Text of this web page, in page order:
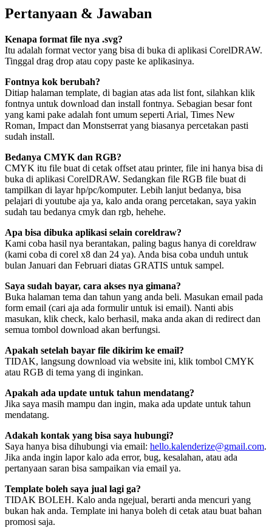
Pertanyaan & Jawaban
Kenapa format file nya .svg?
Itu adalah format vector yang bisa di buka di aplikasi CorelDRAW.
Tinggal drag drop atau copy paste ke aplikasinya.
Fontnya kok berubah?
Ditiap halaman template, di bagian atas ada list font, silahkan klik
fontnya untuk download dan install fontnya. Sebagian besar font
yang kami pake adalah font umum seperti Arial, Times New
Roman, Impact dan Monstserrat yang biasanya percetakan pasti
sudah install.
Bedanya CMYK dan RGB?
CMYK itu file buat di cetak offset atau printer, file ini hanya bisa di
buka di aplikasi CorelDRAW. Sedangkan file RGB file buat di
tampilkan di layar hp/pc/komputer. Lebih lanjut bedanya, bisa
pelajari di youtube aja ya, kalo anda orang percetakan, saya yakin
sudah tau bedanya cmyk dan rgb, hehehe.
Apa bisa dibuka aplikasi selain coreldraw?
Kami coba hasil nya berantakan, paling bagus hanya di coreldraw
(kami coba di corel x8 dan 24 ya). Anda bisa coba unduh untuk
bulan Januari dan Februari diatas GRATIS untuk sampel.
Saya sudah bayar, cara akses nya gimana?
Buka halaman tema dan tahun yang anda beli. Masukan email pada
form email (cari aja ada formulir untuk isi email). Nanti abis
masukan, klik check, kalo berhasil, maka anda akan di redirect dan
semua tombol download akan berfungsi.
Apakah setelah bayar file dikirim ke email?
TIDAK, langsung download via website ini, klik tombol CMYK
atau RGB di tema yang di inginkan.
Apakah ada update untuk tahun mendatang?
Jika saya masih mampu dan ingin, maka ada update untuk tahun
mendatang.
Adakah kontak yang bisa saya hubungi?
Saya hanya bisa dihubungi via email: hello.kalenderize@gmail.com.
Jika anda ingin lapor kalo ada error, bug, kesalahan, atau ada
pertanyaan saran bisa sampaikan via email ya.
Template boleh saya jual lagi ga?
TIDAK BOLEH. Kalo anda ngejual, berarti anda mencuri yang
bukan hak anda. Template ini hanya boleh di cetak atau buat bahan
promosi saja.